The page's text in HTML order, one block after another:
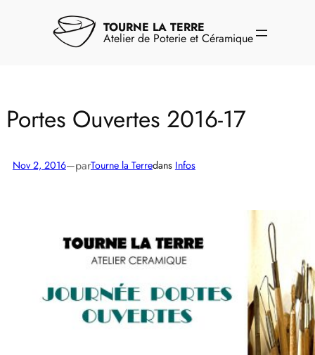
TOURNE LA TERRE
Atelier de Poterie et Céramique
Portes Ouvertes 2016-17
Nov 2, 2016—parTourne la Terredans Infos